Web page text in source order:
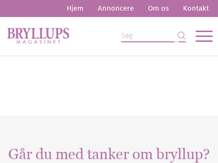
Hjem Annoncere Om os Kontakt
Går du med tanker om bryllup?